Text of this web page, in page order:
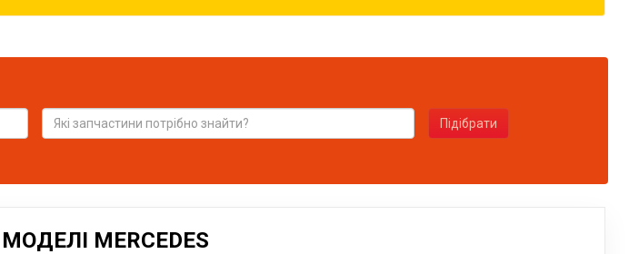
Підібрати
MERCEDES